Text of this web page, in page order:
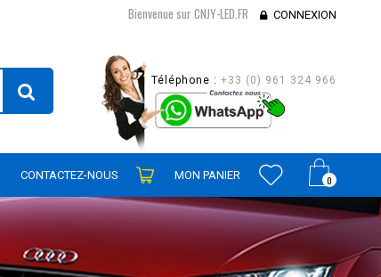
Bienvenue sur CNJY-LED.FR CONNEXION
Téléphone : +33 (0) 961 324 966
0
CONTACTEZ-NOUS MON PANIER